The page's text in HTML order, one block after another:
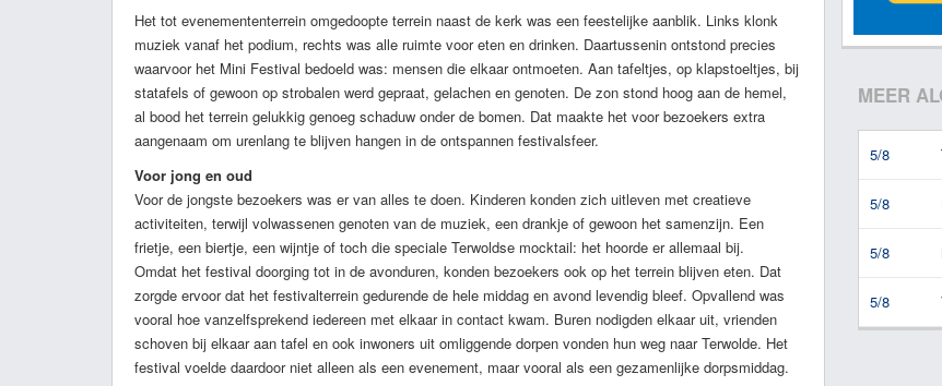
Het tot evenemententerrein omgedoopte terrein naast de kerk was een feestelijke aanblik. Links klonk
muziek vanaf het podium, rechts was alle ruimte voor eten en drinken. Daartussenin ontstond precies
waarvoor het Mini Festival bedoeld was: mensen die elkaar ontmoeten. Aan tafeltjes, op klapstoeltjes, bij
statafels of gewoon op strobalen werd gepraat, gelachen en genoten. De zon stond hoog aan de hemel,
al bood het terrein gelukkig genoeg schaduw onder de bomen. Dat maakte het voor bezoekers extra
aangenaam om urenlang te blijven hangen in de ontspannen festivalsfeer.
Voor jong en oud
Voor de jongste bezoekers was er van alles te doen. Kinderen konden zich uitleven met creatieve
activiteiten, terwijl volwassenen genoten van de muziek, een drankje of gewoon het samenzijn. Een
frietje, een biertje, een wijntje of toch die speciale Terwoldse mocktail: het hoorde er allemaal bij.
Omdat het festival doorging tot in de avonduren, konden bezoekers ook op het terrein blijven eten. Dat
zorgde ervoor dat het festivalterrein gedurende de hele middag en avond levendig bleef. Opvallend was
vooral hoe vanzelfsprekend iedereen met elkaar in contact kwam. Buren nodigden elkaar uit, vrienden
schoven bij elkaar aan tafel en ook inwoners uit omliggende dorpen vonden hun weg naar Terwolde. Het
festival voelde daardoor niet alleen als een evenement, maar vooral als een gezamenlijke dorpsmiddag.
MEER
5/8
5/8
5/8
5/8